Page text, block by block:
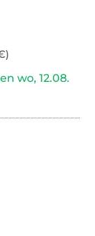
wo, 12.08.